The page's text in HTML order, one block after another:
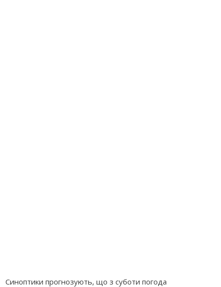
Синоптики прогнозують, що з суботи погода